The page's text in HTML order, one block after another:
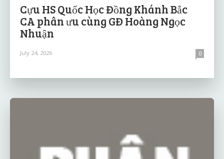
Cựu HS Quốc Học Đồng Khánh Bắc
CA phân ưu cùng GĐ Hoàng Ngọc
Nhuận
July 24, 2026 0